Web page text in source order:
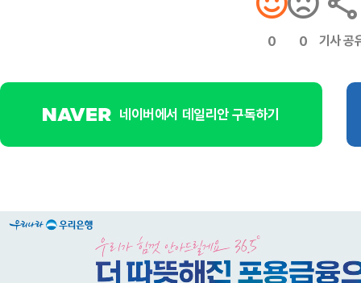
0 0 기사 공
네이버에서 데일리안 구독하기